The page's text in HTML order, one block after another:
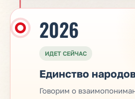
2026
ИДЕТ СЕЙЧАС
Единство
Говорим о